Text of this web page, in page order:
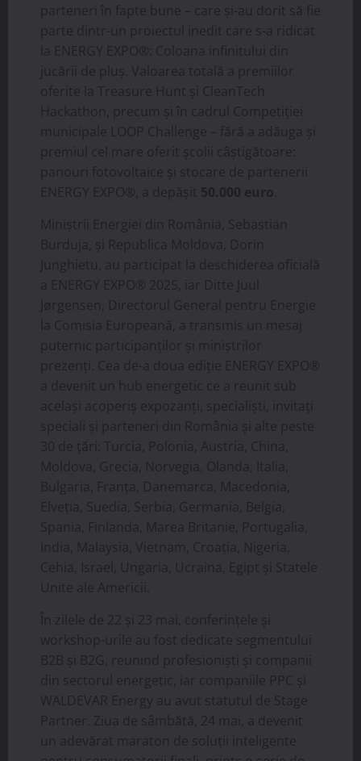
parteneri în fapte bune – care și-au dorit să fie
parte dintr-un proiectul inedit care s-a ridicat
la ENERGY EXPO®: Coloana infinitului din
jucării de pluș. Valoarea totală a premiilor
oferite la Treasure Hunt și CleanTech
Hackathon, precum și în cadrul Competiției
municipale LOOP Challenge – fără a adăuga și
premiul cel mare oferit școlii câștigătoare:
panouri fotovoltaice și stocare de partenerii
ENERGY EXPO®, a depășit 50.000 euro
Miniștrii Energiei din România, Sebastian
Burduja, și Republica Moldova, Dorin
Junghietu, au participat la deschiderea oficială
a ENERGY EXPO® 2025, iar Ditte Juul
Jørgensen, Directorul General pentru Energie
la Comisia Europeană, a transmis un mesaj
puternic participanților și miniștrilor
prezenți. Cea de-a doua ediție ENERGY EXPO®
a devenit un hub energetic ce a reunit sub
același acoperiș expozanți, specialiști, invitați
speciali și parteneri din România și alte peste
30 de țări: Turcia, Polonia, Austria, China,
Moldova, Grecia, Norvegia, Olanda, Italia,
Bulgaria, Franța, Danemarca, Macedonia,
Elveția, Suedia, Serbia, Germania, Belgia,
Spania, Finlanda, Marea Britanie, Portugalia,
India, Malaysia, Vietnam, Croația, Nigeria,
Cehia, Israel, Ungaria, Ucraina, Egipt și Statele
Unite ale Americii.
În zilele de 22 și 23 mai, conferințele și
workshop-urile au fost dedicate segmentului
B2B și B2G, reunind profesioniști și companii
din sectorul energetic, iar companiile PPC și
WALDEVAR Energy au avut statutul de Stage
Partner. Ziua de sâmbătă, 24 mai, a devenit
un adevărat maraton de soluții inteligente